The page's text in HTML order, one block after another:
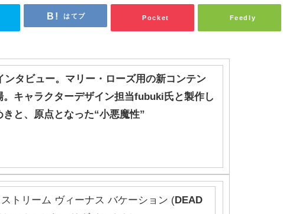
はてブ Pocket Feedly
ンタビュー。マリー・ローズ用の新コンテン
。キャラクターデザイン担当fubuki氏と製作し
きと、原点となった“小悪魔性”
トリーム ヴィーナス バケーション (DEAD